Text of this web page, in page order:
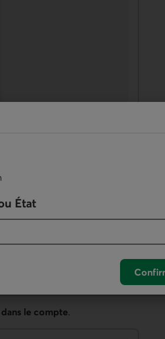
État
le compte.